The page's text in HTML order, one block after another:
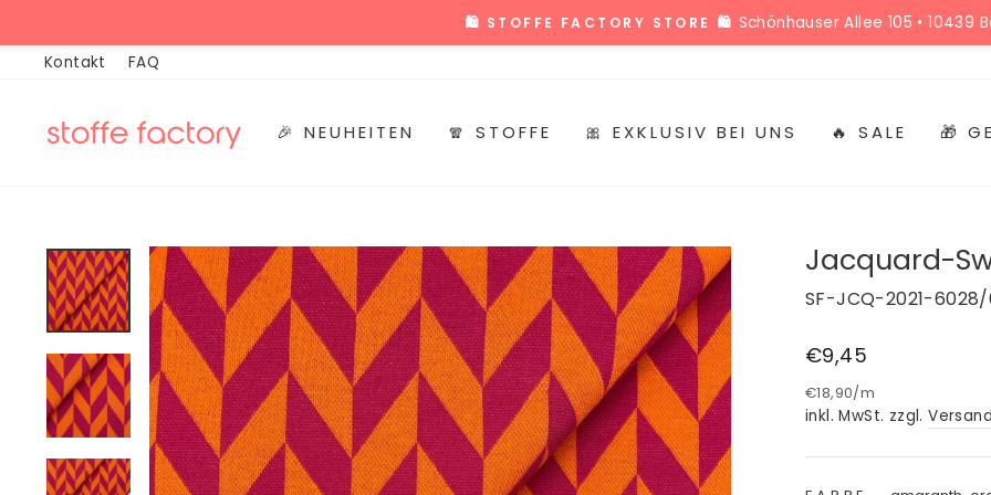
zum
Inhalt
Pause
🎉 STOFFMARKT HOLLAND TERMINKALENDER 🎉 Alle
Kontakt
FAQ
🎉 NEUHEITEN 🧣 STOFFE 🎀 EXKLUSIV BEI UNS 🔥 SALE 🎁
Jacquard-
SF-JCQ-2021-6028/
Normaler
€9,45
€18,90/m
inkl. MwSt. zzgl.